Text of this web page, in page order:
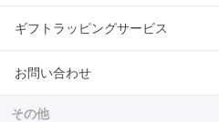
ギフトラッピングサービス
お問い合わせ
その他